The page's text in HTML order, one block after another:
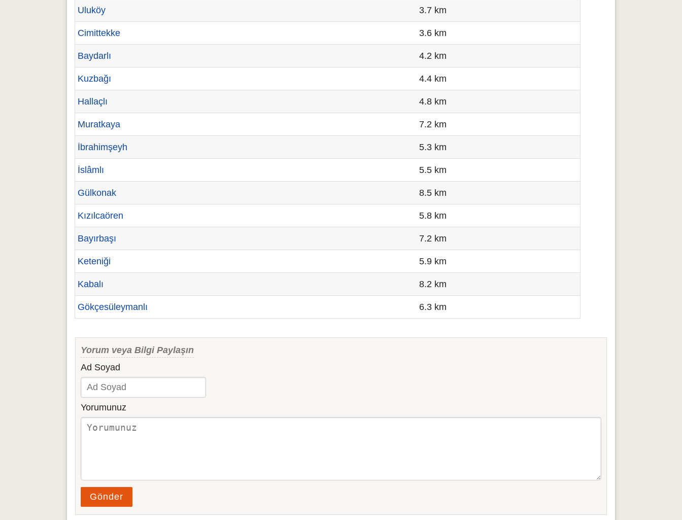
Uluköy 3.7 km
Cimittekke 3.6 km
Baydarlı 4.2 km
Kuzbağı 4.4 km
Hallaçlı 4.8 km
Muratkaya 7.2 km
İbrahimşeyh 5.3 km
İslâmlı 5.5 km
Gülkonak 8.5 km
Kızılcaören 5.8 km
Bayırbaşı 7.2 km
Keteniği 5.9 km
Kabalı 8.2 km
Gökçesüleymanlı 6.3 km
Yorum veya Bilgi Paylaşın
Ad Soyad
Yorumunuz
Gönder